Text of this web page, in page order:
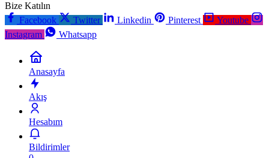
Bize Katılın
Facebook
Twitter Linkedin Pinterest
Youtube
Instagram
Whatsapp
Anasayfa
Akış
Hesabım
Bildirimler